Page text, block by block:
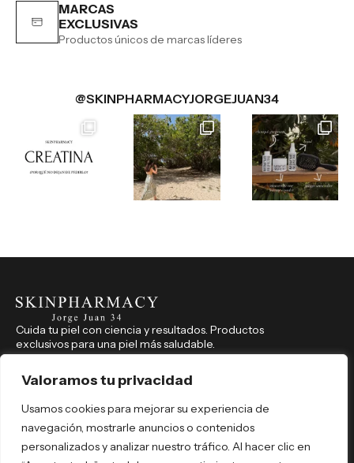
Valoramos tu privacidad
Usamos cookies para mejorar su experiencia de
navegación, mostrarle anuncios o contenidos
personalizados y analizar nuestro tráfico. Al hacer clic en
MARCAS
EXCLUSIVAS
Productos únicos de marcas líderes
@SKINPHARMACYJORGEJUAN34
Cuida tu piel con ciencia y resultados. Productos
exclusivos para una piel más saludable.
914 350 541
Jorge Juan, 34, Madrid (Madrid), 28001
REDES SOCIALES
skinpharmacyjorgejuan34